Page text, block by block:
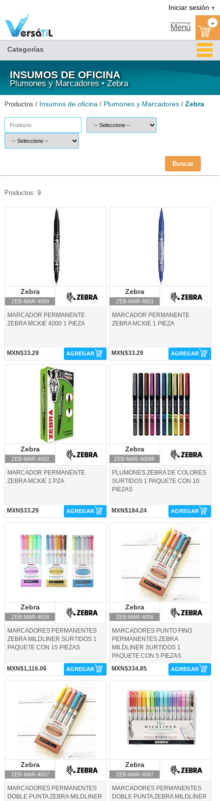
Iniciar sesión ▼
Menú +
Categorías
INSUMOS DE OFICINA
Plumones y Marcadores • Zebra
Productos / Insumos de oficina / Plumones y Marcadores / Zebra
Buscar
Productos: 9
ZEB-MAR-4000-Zebra
Zebra
ZEB-MAR-4000
MARCADOR PERMANENTE
ZEBRA MCKIE 4000 1 PIEZA
MXN$33.29 AGREGAR
ZEB-MAR-4001-Zebra
Zebra
ZEB-MAR-4001
MARCADOR PERMANENTE
ZEBRA MCKIE 1 PIEZA
MXN$33.29 AGREGAR
ZEB-MAR-4002-Zebra
Zebra
ZEB-MAR-4002
MARCADOR PERMANENTE
ZEBRA MCKIE 1 PZA
MXN$33.29 AGREGAR
Zebra
ZEB-MAR-4008F
PLUMONES ZEBRA DE COLORES
SURTIDOS 1 PAQUETE CON 10
PIEZAS
MXN$184.24 AGREGAR
Zebra
ZEB-MAR-4018
MARCADORES PERMANENTES
ZEBRA MILDLINER SURTIDOS 1
PAQUETE CON 15 PIEZAS
MXN$1,116.06 AGREGAR
Zebra
ZEB-MAR-4056
MARCADORES PUNTO FINO
PERMANENTES ZEBRA
MILDLINER SURTIDOS 1
PAQUETE CON 5 PIEZAS
MXN$334.85
AGREGAR
Zebra
ZEB-MAR-4057
MARCADORES PERMANENTES
DOBLE PUNTA ZEBRA MILDLINER
Zebra
ZEB-MAR-4067
MARCADORES PERMANENTES
DOBLE PUNTA ZEBRA MILDLINER